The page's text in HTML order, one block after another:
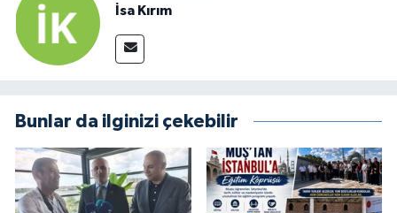
İsa Kırım
Bunlar da ilginizi çekebilir